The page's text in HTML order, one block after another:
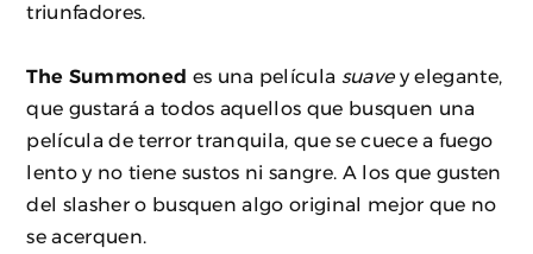
triunfadores.
The Summoned es una película suavey elegante,
que gustará a todos aquellos que busquen una
película de terror tranquila, que se cuece a fuego
lento y no tiene sustos ni sangre. A los que gusten
del slasher o busquen algo original mejor que no
se acerquen.